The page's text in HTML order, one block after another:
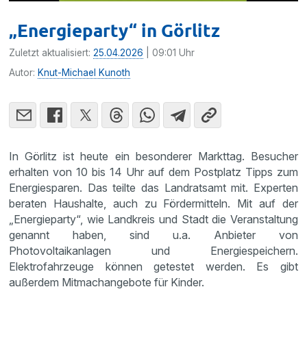
„Energieparty“ in Görlitz
Zuletzt aktualisiert:25.04.2026 | 09:01 Uhr
Autor: Knut-Michael Kunoth
In Görlitz ist heute ein besonderer Markttag. Besucher
erhalten von 10 bis 14 Uhr auf dem Postplatz Tipps zum
Energiesparen. Das teilte das Landratsamt mit. Experten
beraten Haushalte, auch zu Fördermitteln. Mit auf der
„Energieparty“, wie Landkreis und Stadt die Veranstaltung
genannt haben, sind u.a. Anbieter von
Photovoltaikanlagen und Energiespeichern.
Elektrofahrzeuge können getestet werden. Es gibt
außerdem Mitmachangebote für Kinder.